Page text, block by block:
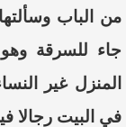
من الباب
جاء للسرقة
المنزل غير
في البيت رجالا